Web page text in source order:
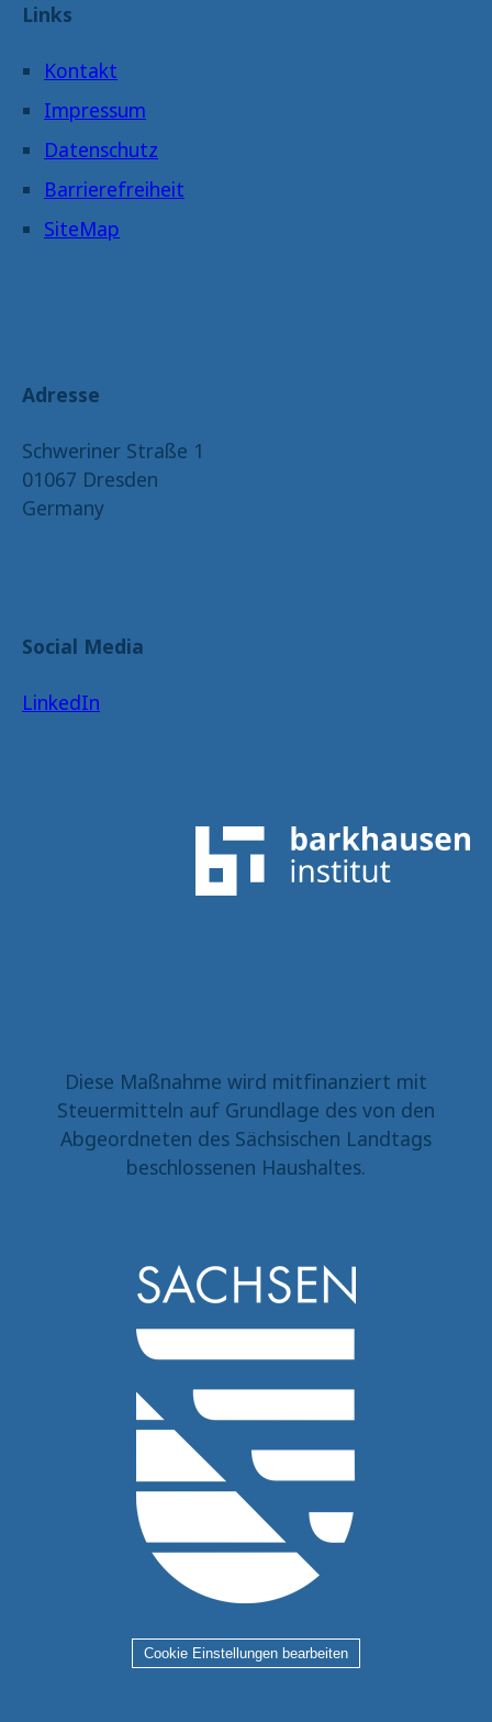
Links
Kontakt
Impressum
Datenschutz
Barrierefreiheit
SiteMap
Adresse
Schweriner Straße 1
01067 Dresden
Germany
Social Media
LinkedIn
Diese Maßnahme wird mitfinanziert mit
Steuermitteln auf Grundlage des von den
Abgeordneten des Sächsischen Landtags
beschlossenen Haushaltes.
Cookie Einstellungen bearbeiten